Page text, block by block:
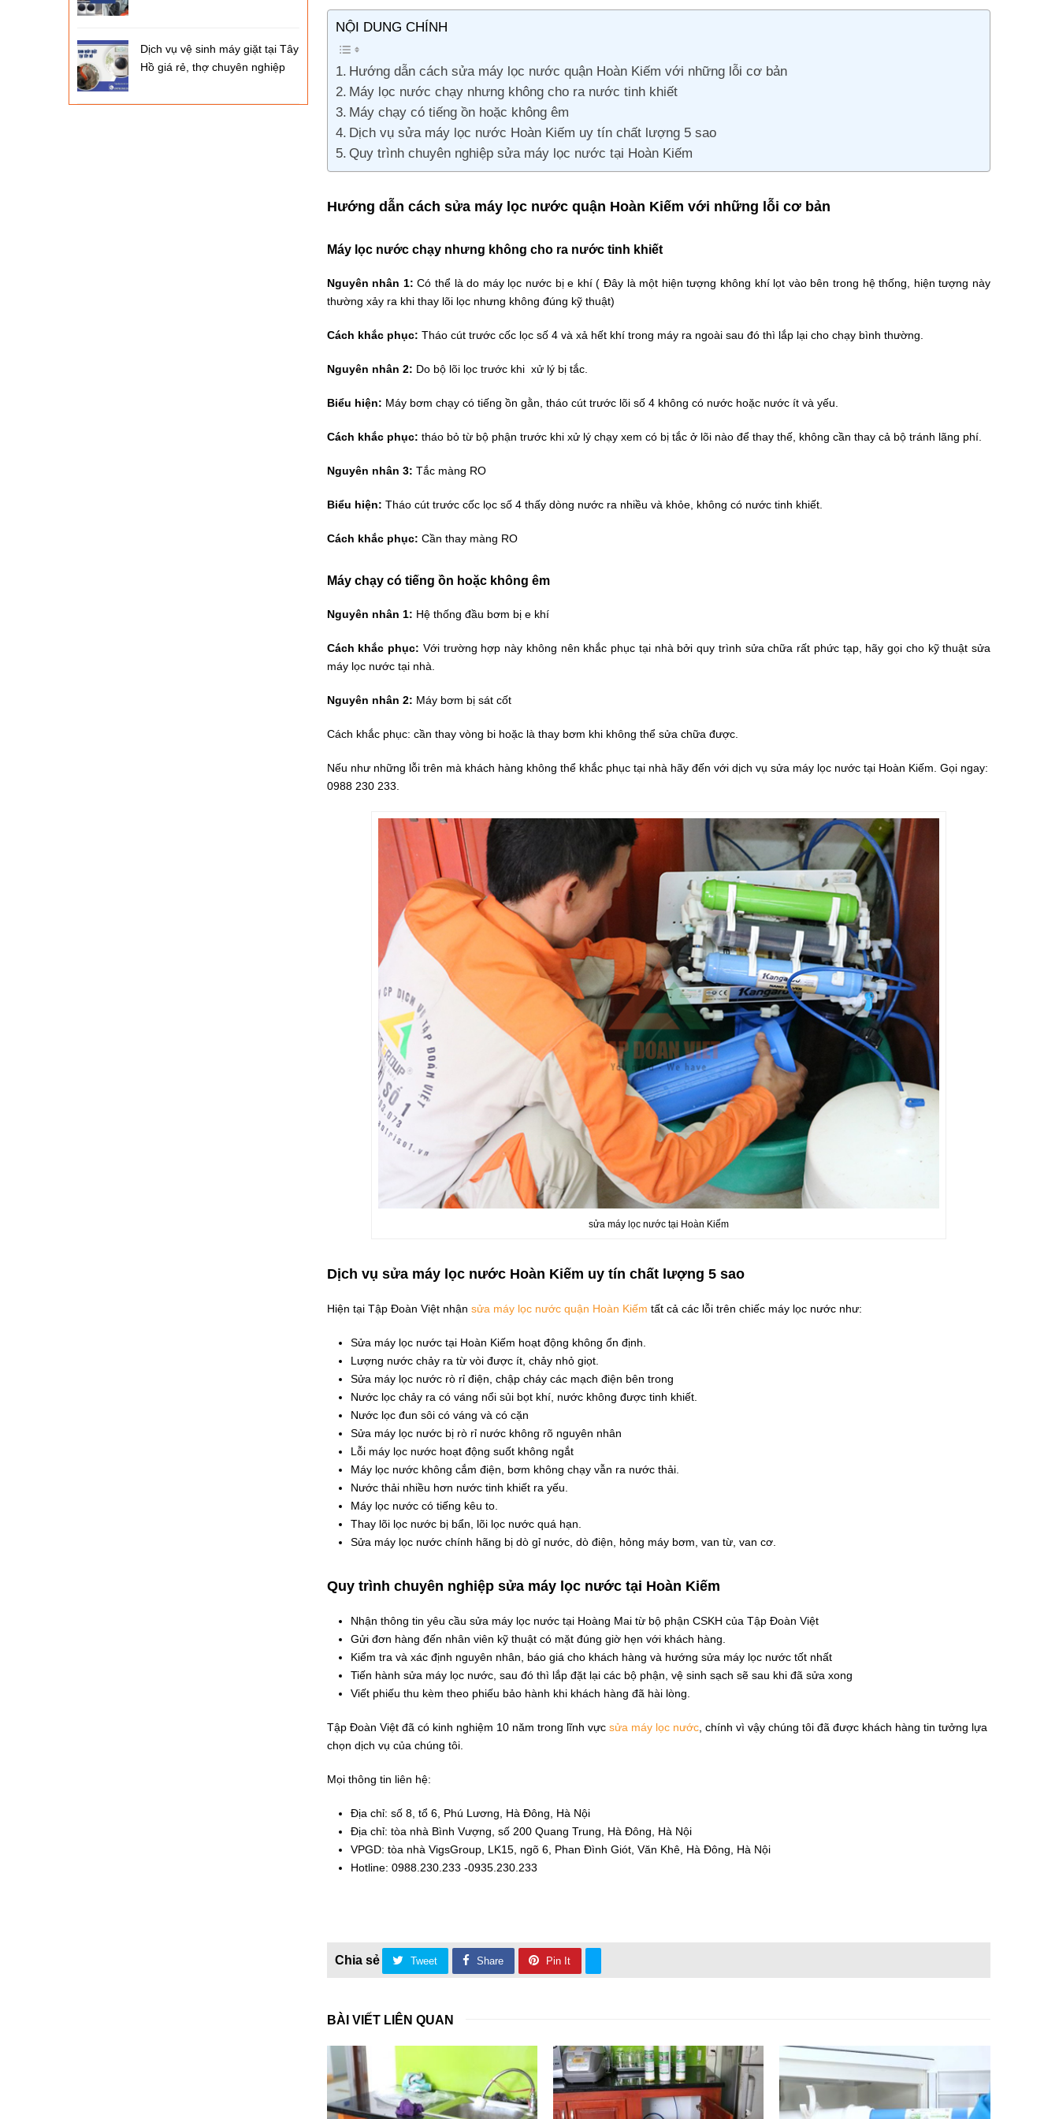
NỘI DUNG CHÍNH
Hướng dẫn cách sửa máy lọc nước quận Hoàn Kiếm với những lỗi cơ bản
Máy lọc nước chạy nhưng không cho ra nước tinh khiết
Máy chạy có tiếng ồn hoặc không êm
Dịch vụ sửa máy lọc nước Hoàn Kiếm uy tín chất lượng 5 sao
Quy trình chuyên nghiệp sửa máy lọc nước tại Hoàn Kiếm
Hướng dẫn cách sửa máy lọc nước quận Hoàn Kiếm với những lỗi cơ bản
Máy lọc nước chạy nhưng không cho ra nước tinh khiết
Nguyên nhân 1: Có thể là do máy lọc nước bị e khí ( Đây là một hiện tượng không khí lọt vào bên trong hệ thống, hiện tượng này
thường xảy ra khi thay lõi lọc nhưng không đúng kỹ thuật)
Cách khắc phục: Tháo cút trước cốc lọc số 4 và xả hết khí trong máy ra ngoài sau đó thì lắp lại cho chạy bình thường.
Nguyên nhân 2: Do bộ lõi lọc trước khi xử lý bị tắc.
Biểu hiện: Máy bơm chạy có tiếng ồn gằn, tháo cút trước lõi số 4 không có nước hoặc nước ít và yếu.
Cách khắc phục: tháo bỏ từ bộ phận trước khi xử lý chạy xem có bị tắc ở lõi nào để thay thế, không cần thay cả bộ tránh lãng phí.
Nguyên nhân 3: Tắc màng RO
Biểu hiện: Tháo cút trước cốc lọc số 4 thấy dòng nước ra nhiều và khỏe, không có nước tinh khiết.
Cách khắc phục: Cần thay màng RO
Máy chạy có tiếng ồn hoặc không êm
Nguyên nhân 1: Hệ thống đầu bơm bị e khí
Cách khắc phục: Với trường hợp này không nên khắc phục tại nhà bởi quy trình sửa chữa rất phức tạp, hãy gọi cho kỹ thuật sửa
máy lọc nước tại nhà.
Nguyên nhân 2: Máy bơm bị sát cốt
Cách khắc phục: cần thay vòng bi hoặc là thay bơm khi không thể sửa chữa được.
Nếu như những lỗi trên mà khách hàng không thể khắc phục tại nhà hãy đến với dịch vụ sửa máy lọc nước tại Hoàn Kiếm. Gọi ngay:
0988 230 233.
sửa máy lọc nước tại Hoàn Kiếm
Dịch vụ sửa máy lọc nước Hoàn Kiếm uy tín chất lượng 5 sao
Hiện tại Tập Đoàn Việt nhận sửa máy lọc nước quận Hoàn Kiếm tất cả các lỗi trên chiếc máy lọc nước như:
Sửa máy lọc nước tại Hoàn Kiếm hoạt động không ổn định.
Lượng nước chảy ra từ vòi được ít, chảy nhỏ giọt.
Sửa máy lọc nước rò rỉ điện, chập cháy các mạch điện bên trong
Nước lọc chảy ra có váng nổi sủi bọt khí, nước không được tinh khiết.
Nước lọc đun sôi có váng và có cặn
Sửa máy lọc nước bị rò rỉ nước không rõ nguyên nhân
Lỗi máy lọc nước hoạt động suốt không ngắt
Máy lọc nước không cắm điện, bơm không chạy vẫn ra nước thải.
Nước thải nhiều hơn nước tinh khiết ra yếu.
Máy lọc nước có tiếng kêu to.
Thay lõi lọc nước bị bẩn, lõi lọc nước quá hạn.
Sửa máy lọc nước chính hãng bị dò gỉ nước, dò điện, hỏng máy bơm, van từ, van cơ.
Quy trình chuyên nghiệp sửa máy lọc nước tại Hoàn Kiếm
Nhận thông tin yêu cầu sửa máy lọc nước tại Hoàng Mai từ bộ phận CSKH của Tập Đoàn Việt
Gửi đơn hàng đến nhân viên kỹ thuật có mặt đúng giờ hẹn với khách hàng.
Kiểm tra và xác định nguyên nhân, báo giá cho khách hàng và hướng sửa máy lọc nước tốt nhất
Tiến hành sửa máy lọc nước, sau đó thì lắp đặt lại các bộ phận, vệ sinh sạch sẽ sau khi đã sửa xong
Viết phiếu thu kèm theo phiếu bảo hành khi khách hàng đã hài lòng.
Tập Đoàn Việt đã có kinh nghiệm 10 năm trong lĩnh vực sửa máy lọc nước, chính vì vậy chúng tôi đã được khách hàng tin tưởng lựa
chọn dịch vụ của chúng tôi.
Mọi thông tin liên hệ:
Địa chỉ: số 8, tổ 6, Phú Lương, Hà Đông, Hà Nội
Địa chỉ: tòa nhà Bình Vượng, số 200 Quang Trung, Hà Đông, Hà Nội
VPGD: tòa nhà VigsGroup, LK15, ngõ 6, Phan Đình Giót, Văn Khê, Hà Đông, Hà Nội
Hotline: 0988.230.233 -0935.230.233
Tweet Share Pin It
BÀI VIẾT LIÊN QUAN
Dịch vụ vệ sinh máy giặt tại Tây
Hồ giá rẻ, thợ chuyên nghiệp